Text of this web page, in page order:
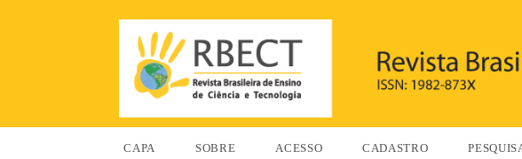
CAPA SOBRE ACESSO CADASTRO